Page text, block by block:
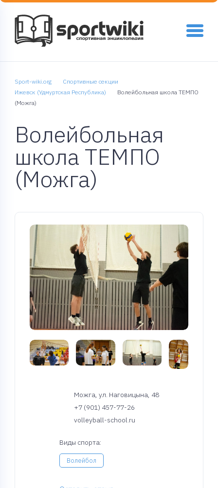
Sport-wiki.org
Спортивные секции
Ижевск (Удмуртская Республика)
Волейбольная школа ТЕМПО
(Можга)
Волейбольная
школа ТЕМПО
(Можга)
Можга, ул. Наговицына, 48
+7 (901) 457-77-26
volleyball-school.ru
Виды спорта:
Волейбол